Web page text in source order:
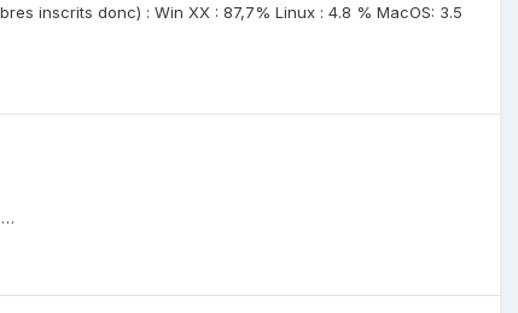
inscrits donc) : Win XX : 87,7% Linux : 4.8 % MacOS: 3.5
…